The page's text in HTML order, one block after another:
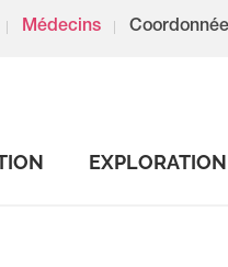
Médecins
EXPLORATION